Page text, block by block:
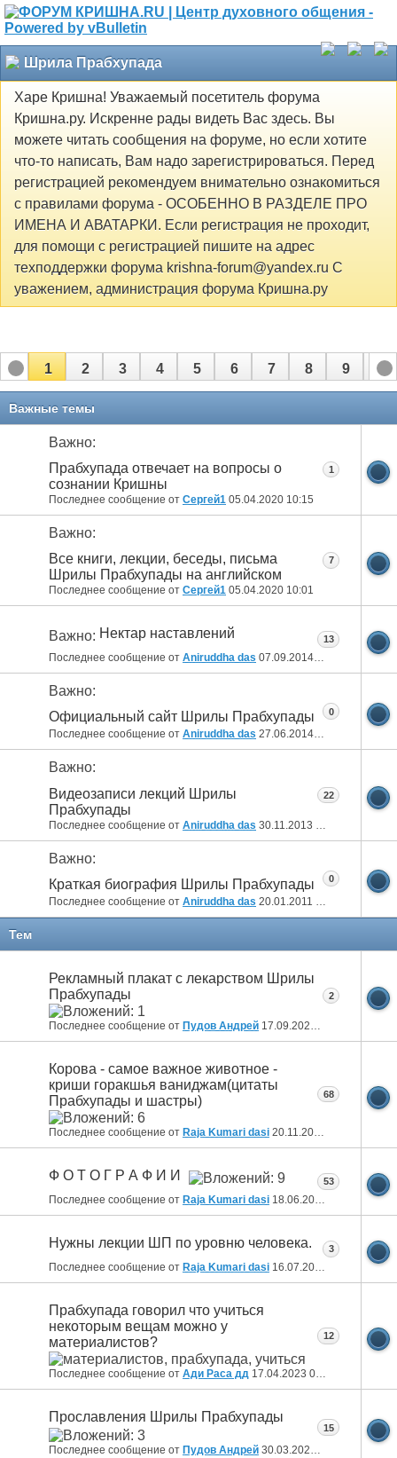
Шрила Прабхупада
Харе Кришна! Уважаемый посетитель форума
Кришна.ру. Искренне рады видеть Вас здесь. Вы
можете читать сообщения на форуме, но если хотите
что-то написать, Вам надо зарегистрироваться. Перед
регистрацией рекомендуем внимательно ознакомиться
с правилами форума - ОСОБЕННО В РАЗДЕЛЕ ПРО
ИМЕНА И АВАТАРКИ. Если регистрация не проходит,
для помощи с регистрацией пишите на адрес
техподдержки форума krishna-forum@yandex.ru С
уважением, администрация форума Кришна.ру
1 2 3 4 5 6 7 8 9 10
11 12
Важные темы
Важно:
Прабхупада отвечает на вопросы о
сознании Кришны
Последнее сообщение от Сергей1 05.04.2020 10:15
1
Важно:
Все книги, лекции, беседы, письма
Шрилы Прабхупады на английском
Последнее сообщение от Сергей1 05.04.2020 10:01
7
Важно: Нектар наставлений
Последнее сообщение от Aniruddha das 07.09.2014 08:22
13
Важно:
Официальный сайт Шрилы Прабхупады
Последнее сообщение от Aniruddha das 27.06.2014 02:01
0
Важно:
Видеозаписи лекций Шрилы
Прабхупады
Последнее сообщение от Aniruddha das 30.11.2013
22
Важно:
Краткая биография Шрилы Прабхупады
Последнее сообщение от Aniruddha das 20.01.2011
0
Тем
Рекламный плакат с лекарством Шрилы
Прабхупады
Последнее сообщение от Пудов Андрей 17.09.2025 11:15
2
Корова - самое важное животное -
криши горакшья ваниджам(цитаты
Прабхупады и шастры)
Последнее сообщение от Raja Kumari dasi 20.11.2024
68
Ф О Т О Г Р А Ф И И
Последнее сообщение от Raja Kumari dasi 18.06.2024
53
Нужны лекции ШП по уровню человека.
Последнее сообщение от Raja Kumari dasi 16.07.2023
3
Прабхупада говорил что учиться
некоторым вещам можно у
материалистов?
Последнее сообщение от Ади Раса дд 17.04.2023 08:47
12
Прославления Шрилы Прабхупады
Последнее сообщение от Пудов Андрей 30.03.2023 16:02
15